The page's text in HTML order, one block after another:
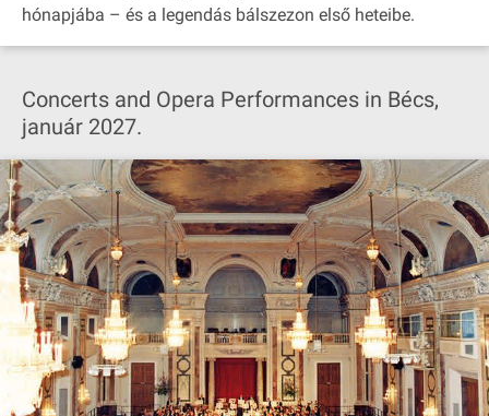
hónapjába – és a legendás bálszezon első heteibe.
Concerts and Opera Performances in Bécs,
január 2027.